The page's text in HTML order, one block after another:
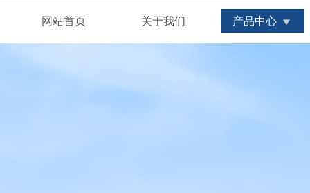
网站首页 关于我们 产品中心